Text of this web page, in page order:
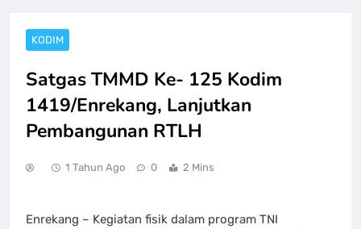
KODIM
Satgas TMMD Ke- 125 Kodim
1419/Enrekang, Lanjutkan
Pembangunan RTLH
1 Tahun Ago 0 2 Mins
Enrekang – Kegiatan fisik dalam program TNI